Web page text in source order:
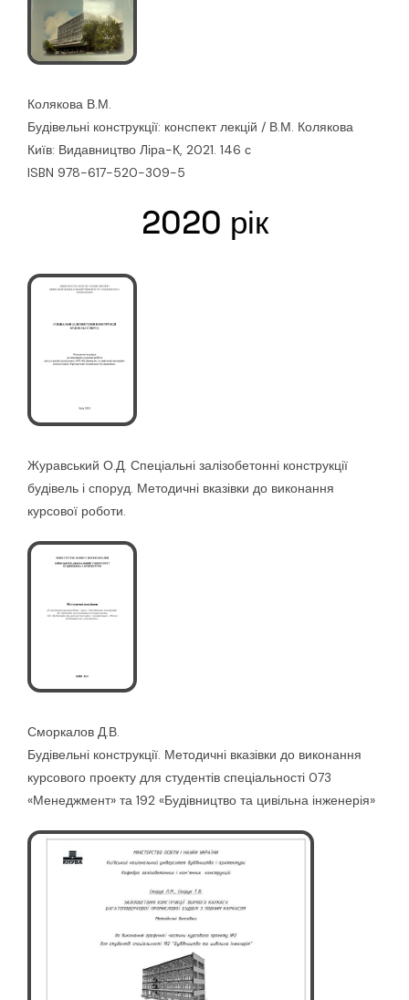
Колякова В.М.
Будівельні конструкції: конспект лекцій / В.М. Колякова
Київ: Видавництво Ліра-К, 2021. 146 с
ISBN 978-617-520-309-5
2020 рік
Журавський О.Д. Спеціальні залізобетонні конструкції
будівель і споруд. Методичні вказівки до виконання
курсової роботи.
Сморкалов Д.В.
Будівельні конструкції. Методичні вказівки до виконання
курсового проекту для студентів спеціальності 073
«Менеджмент» та 192 «Будівництво та цивільна інженерія»